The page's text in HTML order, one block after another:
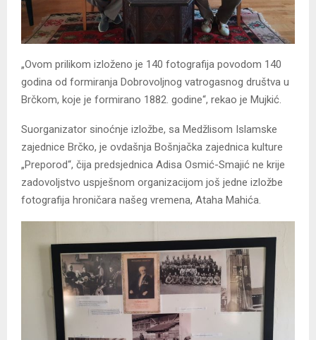
„Ovom prilikom izloženo je 140 fotografija povodom 140
godina od formiranja Dobrovoljnog vatrogasnog društva u
Brčkom, koje je formirano 1882. godine“, rekao je Mujkić.
Suorganizator sinoćnje izložbe, sa Medžlisom Islamske
zajednice Brčko, je ovdašnja Bošnjačka zajednica kulture
„Preporod“, čija predsjednica Adisa Osmić-Smajić ne krije
zadovoljstvo uspješnom organizacijom još jedne izložbe
fotografija hroničara našeg vremena, Ataha Mahića.